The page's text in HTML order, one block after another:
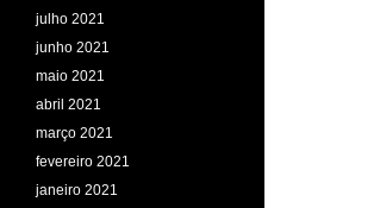
julho 2021
junho 2021
maio 2021
abril 2021
março 2021
fevereiro 2021
janeiro 2021